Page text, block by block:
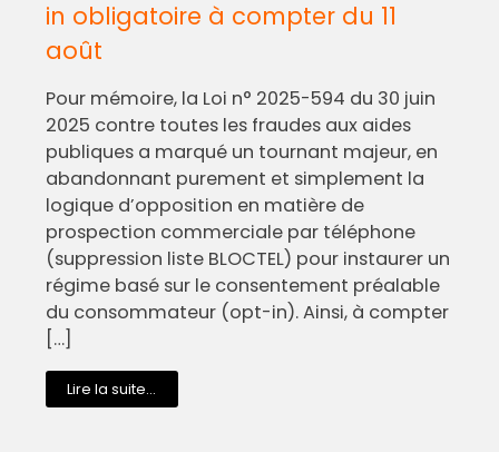
in obligatoire à compter du 11
août
Pour mémoire, la Loi n° 2025-594 du 30 juin
2025 contre toutes les fraudes aux aides
publiques a marqué un tournant majeur, en
abandonnant purement et simplement la
logique d’opposition en matière de
prospection commerciale par téléphone
(suppression liste BLOCTEL) pour instaurer un
régime basé sur le consentement préalable
du consommateur (opt-in). Ainsi, à compter
[…]
Lire la suite...